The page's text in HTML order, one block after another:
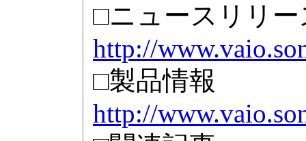
□ニュースリリー
http://
□製品情報
http://